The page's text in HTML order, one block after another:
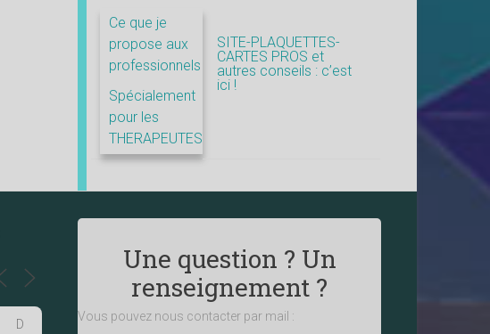
Ce que je
propose aux
professionnels
Spécialement
pour les
THERAPEUTES
SITE-PLAQUETTES-
CARTES PROS et
autres conseils : c’est
ici !
D
Une question ? Un
renseignement ?
Vous pouvez nous contacter par mail :